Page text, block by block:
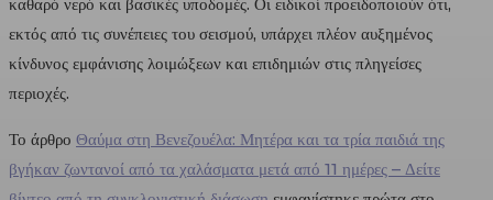
εκτός από τις συνέπειες του σεισμού, υπάρχει πλέον αυξημένος
κίνδυνος εμφάνισης λοιμώξεων και επιδημιών στις πληγείσες
περιοχές.
Το άρθρο Θαύμα στη Βενεζουέλα: Μητέρα και τα τρία παιδιά της
βγήκαν ζωντανοί από τα χαλάσματα μετά από 11 ημέρες – Δείτε